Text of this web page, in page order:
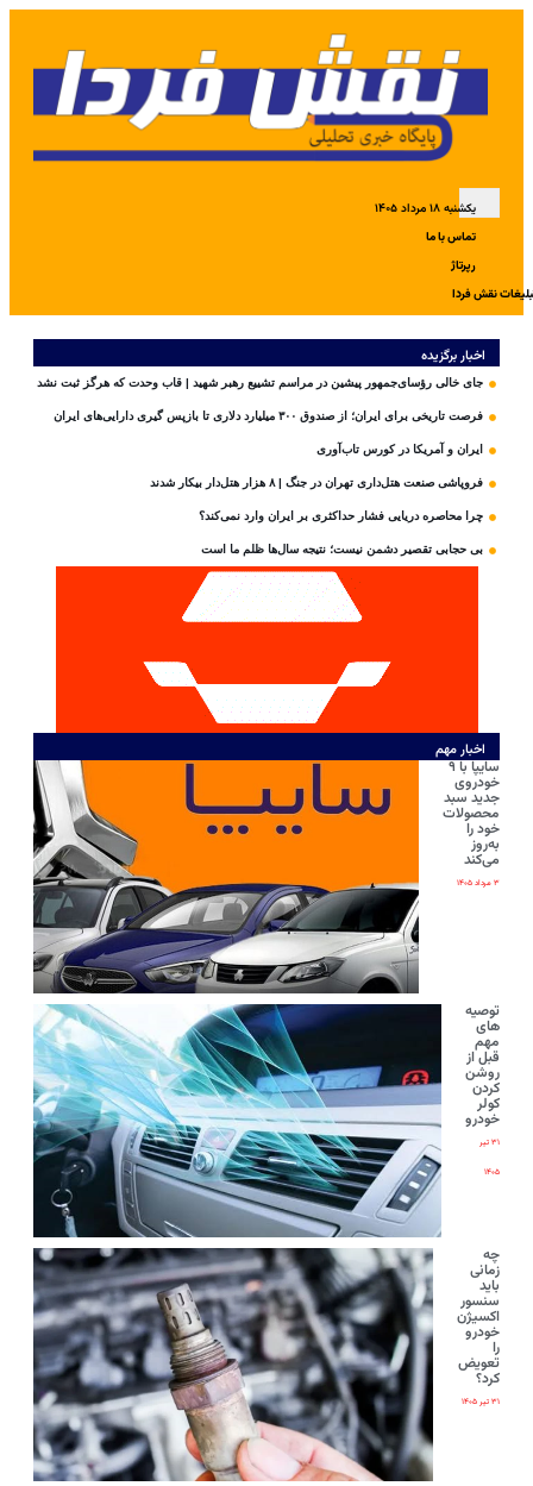
یکشنبه ۱۸ مرداد ۱۴۰۵
تماس با ما
رپرتاژ
نقش فردا
اخبار برگزیده
جای خالی رؤسای‌جمهور پیشین در مراسم تشییع رهبر شهید | قاب وحدت که هرگز ثبت نشد
فرصت تاریخی برای ایران؛ از صندوق ۳۰۰ میلیارد دلاری تا بازپس گیری دارایی‌های ایران
ایران و آمریکا در کورس تاب‌آوری
فروپاشی صنعت هتل‌داری تهران در جنگ | ۸ هزار هتل‌دار بیکار شدند
چرا محاصره دریایی فشار حداکثری بر ایران وارد نمی‌کند؟
بی‌ حجابی تقصیر دشمن نیست؛ نتیجه سال‌ها ظلم ما است
اخبار مهم
سایپا با ۹
خودروی
جدید سبد
محصولات
خود را
به‌روز
می‌کند
۳ مرداد ۱۴۰۵
توصیه
های
مهم
قبل از
روشن
کردن
کولر
خودرو
۳۱ تیر
۱۴۰۵
چه
زمانی
باید
سنسور
اکسیژن
خودرو
را
تعویض
کرد؟
۳۱ تیر ۱۴۰۵